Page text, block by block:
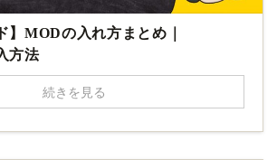
】MODの入れ方まとめ｜
方法
続きを見る